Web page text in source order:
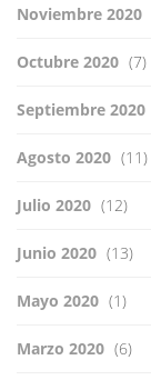
Noviembre 2020
Octubre 2020 (7)
Septiembre 2020
Agosto 2020 (11)
Julio 2020 (12)
Junio 2020 (13)
Mayo 2020 (1)
Marzo 2020 (6)